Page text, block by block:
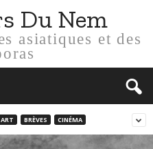
Du Nem
asiatiques et des
ART BRÈVES CINÉMA